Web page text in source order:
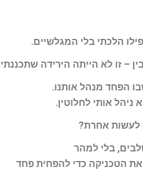
הלכתי בלי המגלשיים.
– זו לא הייתה הירידה שתכננתי
הפחד מנהל אותנו.
ניהל אותי לחלוטין.
לעשות אחרת?
בלי למהר
הטכניקה כדי להפחית פחד